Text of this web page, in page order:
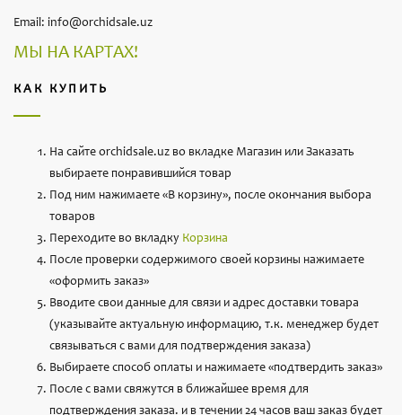
Email: info@orchidsale.uz
МЫ НА КАРТАХ!
КАК КУПИТЬ
На сайте orchidsale.uz во вкладке Магазин или Заказать
выбираете понравившийся товар
Под ним нажимаете «В корзину», после окончания выбора
товаров
Переходите во вкладку Корзина
После проверки содержимого своей корзины нажимаете
«оформить заказ»
Вводите свои данные для связи и адрес доставки товара
(указывайте актуальную информацию, т.к. менеджер будет
связываться с вами для подтверждения заказа)
Выбираете способ оплаты и нажимаете «подтвердить заказ»
После с вами свяжутся в ближайшее время для
подтверждения заказа. и в течении 24 часов ваш заказ будет